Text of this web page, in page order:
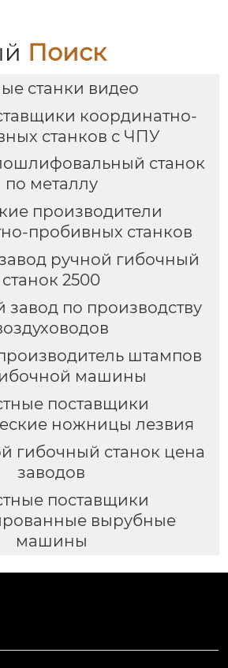
Поиск
станки видео
координатно-
станков с ЧПУ
станок
по металлу
производители
пробивных станков
ручной гибочный
станок 2500
по производству
штампов
машины
поставщики
ножницы лезвия
гибочный станок цена
заводов
поставщики
вырубные
машины